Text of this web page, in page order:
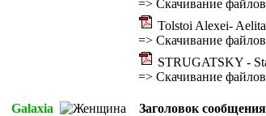
=> Скачивание
Tolstoi Alexei-
=> Скачивание
STRUGATSKY -
=> Скачивание
Galaxia Заголовок